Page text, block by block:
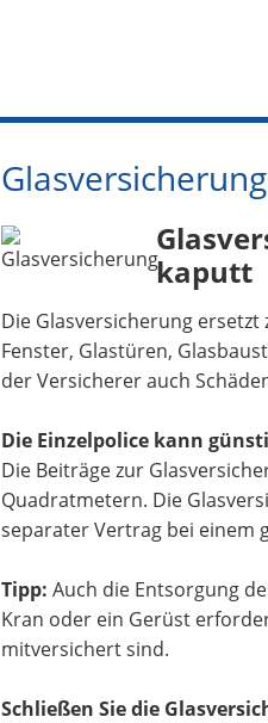
Glasversicherung
kaputt
Die Glasversicherung
Fenster, Glastüren,
der Versicherer auch
Die Einzelpolice kann
Die Beiträge zur
Quadratmetern. Die
separater Vertrag bei einem
Tipp: Auch die Entsorgung
Kran oder ein Gerüst
mitversichert sind.
Schließen Sie die